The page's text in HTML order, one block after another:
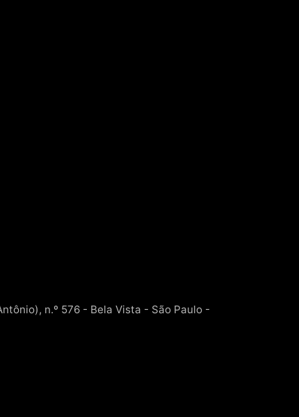
n.º 576 - Bela Vista - São Paulo -